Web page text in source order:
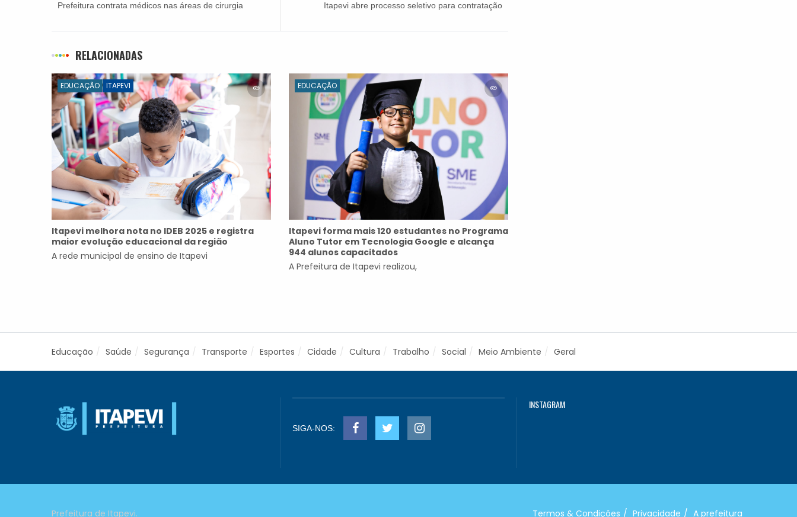
Prefeitura contrata médicos nas áreas de cirurgia
Itapevi abre processo seletivo para contratação
RELACIONADAS
EDUCAÇÃO ITAPEVI
Itapevi melhora nota no IDEB 2025 e registra
maior evolução educacional da região
A rede municipal de ensino de Itapevi
EDUCAÇÃO
Itapevi forma mais 120 estudantes no Programa
Aluno Tutor em Tecnologia Google e alcança
944 alunos capacitados
A Prefeitura de Itapevi realizou,
Educação Saúde Segurança Transporte Esportes Cidade Cultura Trabalho Social Meio Ambiente Geral
SIGA-NOS:
INSTAGRAM
Prefeitura de Itapevi. Termos & Condições Privacidade A prefeitura